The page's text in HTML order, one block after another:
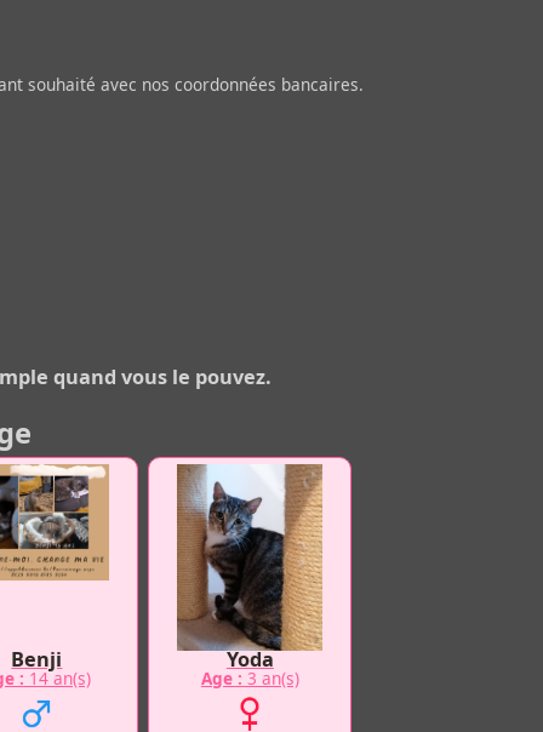
souhaité avec nos coordonnées bancaires.
quand vous le pouvez.
Benji
: 14 an(s)
Yoda
Age : 3 an(s)